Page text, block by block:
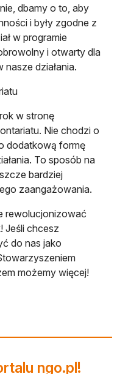
dbamy o to, aby
i były zgodne z
w programie
i otwarty dla
działania.
w stronę
Nie chodzi o
dodatkową formę
To sposób na
bardziej
zaangażowania.
rewolucjonizować
Jeśli chcesz
do nas jako
możemy więcej!
ngo.pl!